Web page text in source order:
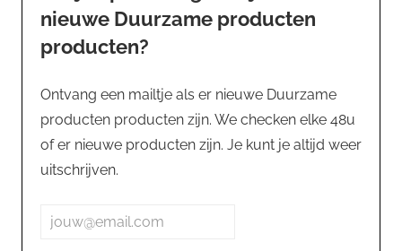
nieuwe Duurzame producten
producten?
Ontvang een mailtje als er nieuwe Duurzame
producten producten zijn. We checken elke 48u
of er nieuwe producten zijn. Je kunt je altijd weer
uitschrijven.